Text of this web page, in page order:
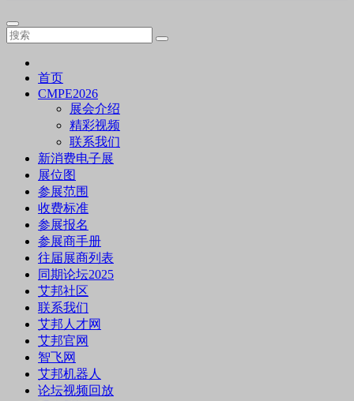
首页
CMPE2026
展会介绍
精彩视频
联系我们
新消费电子展
展位图
参展范围
收费标准
参展报名
参展商手册
往届展商列表
同期论坛2025
艾邦社区
联系我们
艾邦人才网
艾邦官网
智飞网
艾邦机器人
论坛视频回放